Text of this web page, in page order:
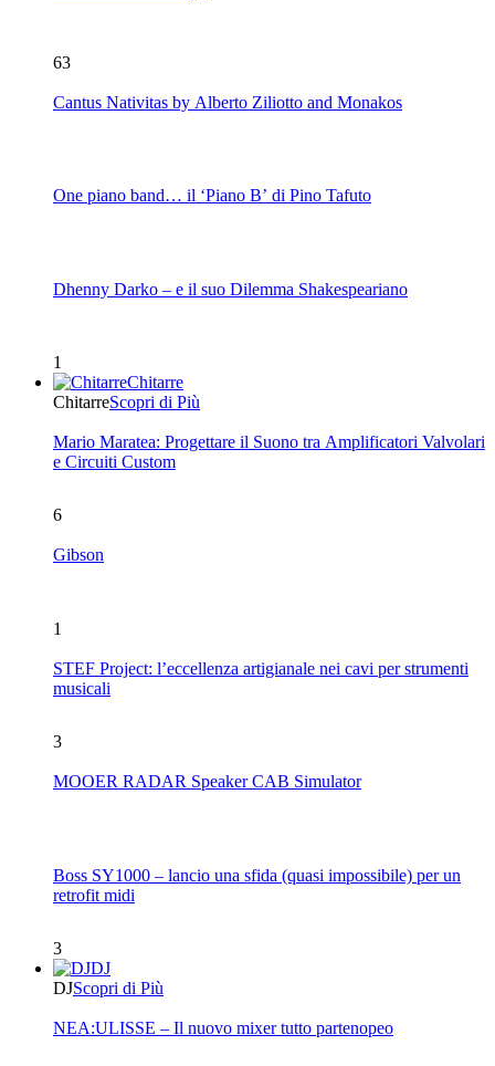
63
Cantus Nativitas by Alberto Ziliotto and Monakos
One piano band… il ‘Piano B’ di Pino Tafuto
Dhenny Darko – e il suo Dilemma Shakespeariano
1
Chitarre
ChitarreScopri di Più
Mario Maratea: Progettare il Suono tra Amplificatori Valvolari
e Circuiti Custom
6
Gibson
1
STEF Project: l’eccellenza artigianale nei cavi per strumenti
musicali
3
MOOER RADAR Speaker CAB Simulator
Boss SY1000 – lancio una sfida (quasi impossibile) per un
retrofit midi
3
DJ
DJScopri di Più
NEA:ULISSE – Il nuovo mixer tutto partenopeo